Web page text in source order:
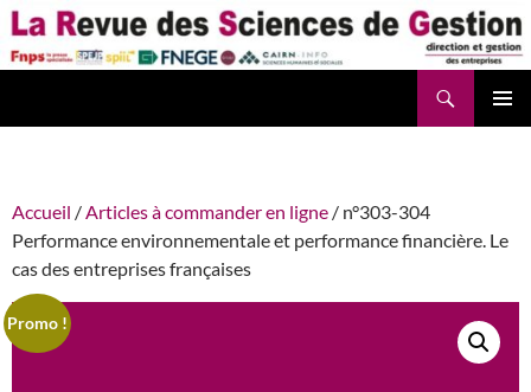
Aller
au
contenu
Accueil /Articles à commander en ligne / n°303-304
Performance environnementale et performance financière. Le
cas des entreprises françaises
Promo !